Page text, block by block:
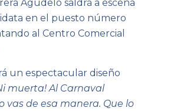
Agudelo saldrá a escena
en el puesto número
al Centro Comercial
un espectacular diseño
muerta! Al Carnaval
vas de esa manera. Que lo